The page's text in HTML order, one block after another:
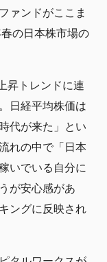
ァンドがここま
の日本株市場の
昇トレンドに連
日経平均株価は
代が来た」とい
れの中で「日本
いでいる自分に
が安心感があ
ングに反映され